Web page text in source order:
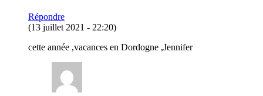
Répondre
(13 juillet 2021 - 22:20)
cette année ,vacances en Dordogne ,Jennifer